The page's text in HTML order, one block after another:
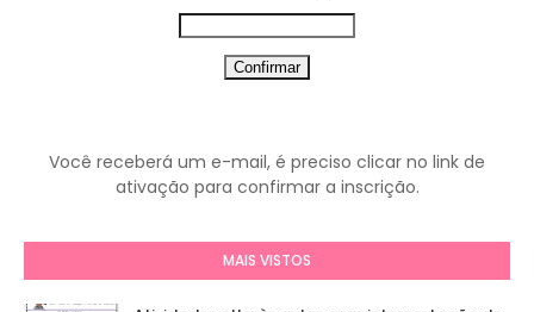
Você receberá um e-mail, é preciso clicar no link de
ativação para confirmar a inscrição.
MAIS VISTOS